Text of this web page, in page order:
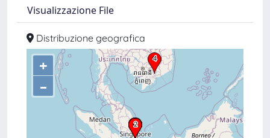
Visualizzazione File
Distribuzione geografica
+
–